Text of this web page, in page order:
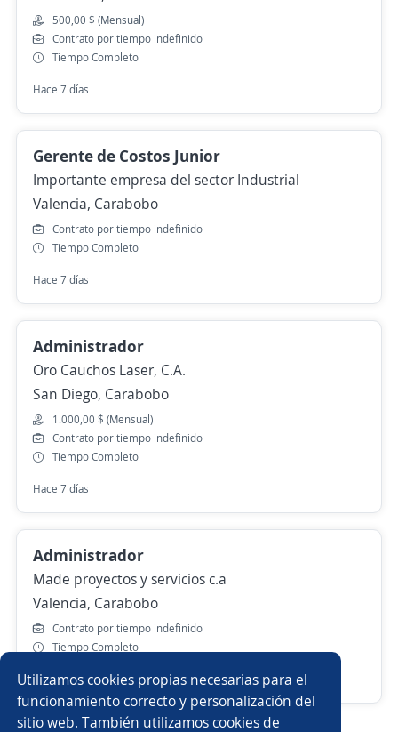
Utilizamos cookies propias necesarias para el
funcionamiento correcto y personalización del
sitio web. También utilizamos cookies de
500,00 $ (Mensual)
Contrato por tiempo indefinido
Tiempo Completo
Hace 7 días
Gerente de Costos Junior
Importante empresa del sector Industrial
Valencia, Carabobo
Contrato por tiempo indefinido
Tiempo Completo
Hace 7 días
Administrador
Oro Cauchos Laser, C.A.
San Diego, Carabobo
1.000,00 $ (Mensual)
Contrato por tiempo indefinido
Tiempo Completo
Hace 7 días
Administrador
Made proyectos y servicios c.a
Valencia, Carabobo
Contrato por tiempo indefinido
Tiempo Completo
Más de 30 días